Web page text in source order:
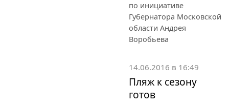
по инициативе
Губернатора Московской
области Андрея
Воробьева
14.06.2016 в 16:49
Пляж к сезону
готов